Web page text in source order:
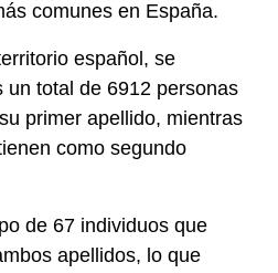
comunes en España.
español, se
un total de 6912 personas
primer apellido, mientras
como segundo
de 67 individuos que
apellidos, lo que